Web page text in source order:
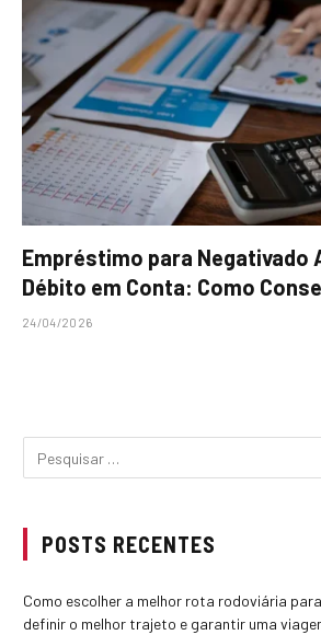
Empréstimo para Negativado
Débito em Conta: Como
24/04/2026
POSTS RECENTES
Como escolher a melhor rota rodoviária
definir o melhor trajeto e garantir uma